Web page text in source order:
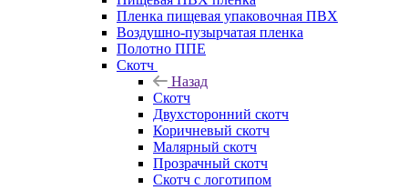
Пленка пищевая упаковочная ПВХ
Воздушно-пузырчатая пленка
Полотно ППЕ
Скотч
Назад
Скотч
Двухсторонний скотч
Коричневый скотч
Малярный скотч
Прозрачный скотч
Скотч с логотипом